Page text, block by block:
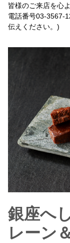
皆様のご来店を心
電話番号03-3567-
伝えください。)
銀座へ
レーン